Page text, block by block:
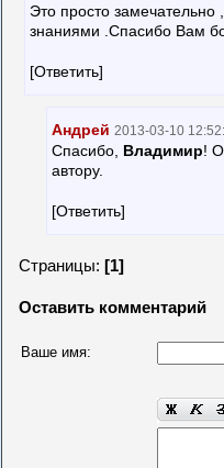
Это просто
знаниями .Спасибо Вам
[Ответить]
Андрей 2013-03-10
Спасибо, Владимир!
автору.
[Ответить]
Страницы: [1]
Оставить комментарий
Ваше имя: